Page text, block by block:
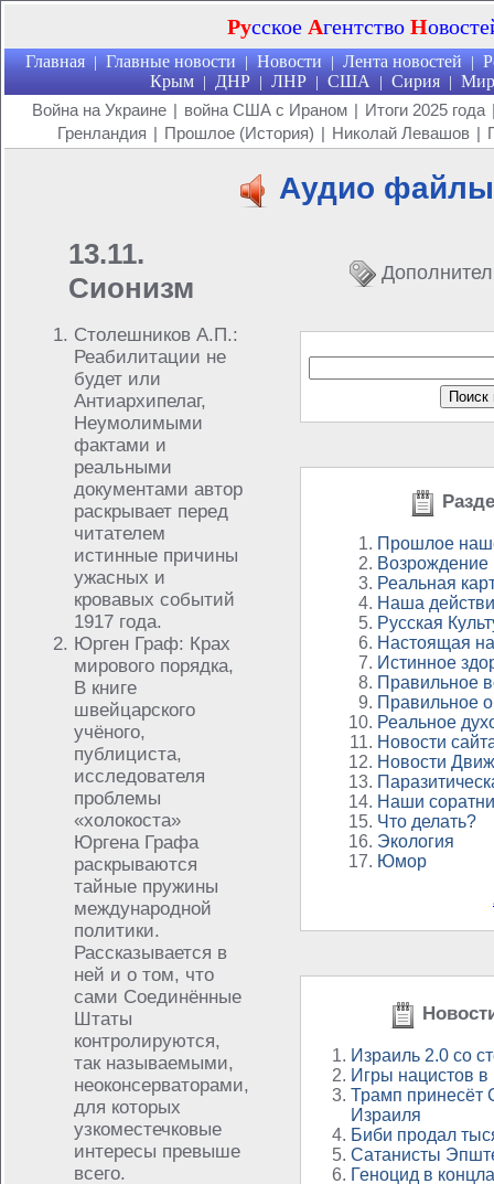
Русское Агентство Н
Главная | Главные новости | Новости | Лента новостей |
Крым | ДНР | ЛНР | США | Сирия | Мир
Война на Украине | война США с Ираном | Итоги 2025 года
Гренландия | Прошлое (История) | Николай Левашов |
Аудио файлы
13.11.
Сионизм
Столешников А.П.:
Реабилитации не
будет или
Антиархипелаг,
Неумолимыми
фактами и
реальными
документами автор
раскрывает перед
читателем
истинные причины
ужасных и
кровавых событий
1917 года.
Юрген Граф: Крах
мирового порядка,
В книге
швейцарского
учёного,
публициста,
исследователя
проблемы
«холокоста»
Юргена Графа
раскрываются
тайные пружины
международной
политики.
Рассказывается в
ней и о том, что
сами Соединённые
Штаты
контролируются,
так называемыми,
неоконсерваторами,
для которых
узкоместечковые
интересы превыше
всего.
Прошлое
Возрождение
Реальная
Наша
Русская
Настоящая
Истинное
Правильное
Правильное
Реальное
Новости
Новости
Наши
Что делать?
Экология
Юмор
Израиль 2.0 со
Игры нацистов
Трамп принесёт
Израиля
Биби продал
Сатанисты
Геноцид в